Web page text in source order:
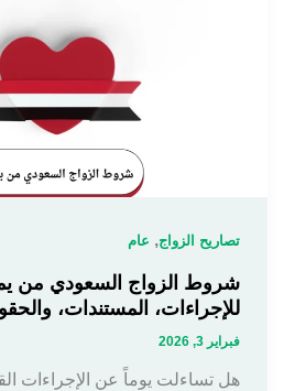
تصاريح الزواج, عام
شروط الزواج السعودي من
للإجراءات، المستندات،
فبراير 3, 2026
هل تساءلت يوماً عن الإجراءات